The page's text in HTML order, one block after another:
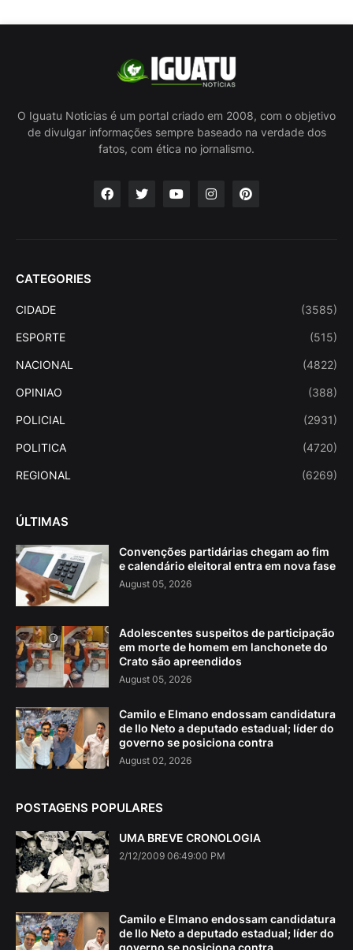
O Iguatu Noticias é um portal criado em 2008, com o objetivo
de divulgar informações sempre baseado na verdade dos
fatos, com ética no jornalismo.
CATEGORIES
CIDADE (3585)
ESPORTE (515)
NACIONAL (4822)
OPINIAO (388)
POLICIAL (2931)
POLITICA (4720)
REGIONAL (6269)
ÚLTIMAS
Convenções partidárias chegam ao fim
e calendário eleitoral entra em nova fase
August 05, 2026
Adolescentes suspeitos de participação
em morte de homem em lanchonete do
Crato são apreendidos
August 05, 2026
Camilo e Elmano endossam candidatura
de Ilo Neto a deputado estadual; líder do
governo se posiciona contra
August 02, 2026
POSTAGENS POPULARES
UMA BREVE CRONOLOGIA
2/12/2009 06:49:00 PM
Camilo e Elmano endossam candidatura
de Ilo Neto a deputado estadual; líder do